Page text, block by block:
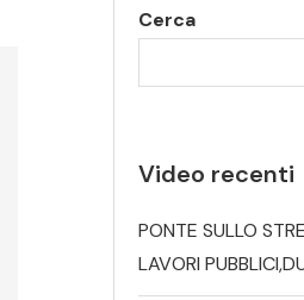
Cerca
Video recenti
PONTE SULLO
LAVORI